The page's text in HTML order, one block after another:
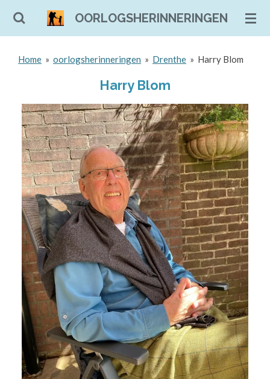
Ga
OORLOGSHERINNERINGEN
Home » oorlogsherinneringen » Drenthe » Harry Blom
Harry Blom